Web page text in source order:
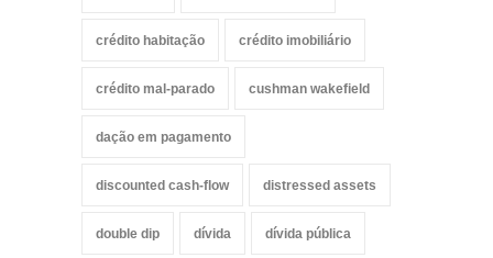
crédito habitação crédito imobiliário
crédito mal-parado cushman wakefield
dação em pagamento
discounted cash-flow distressed assets
double dip dívida dívida pública